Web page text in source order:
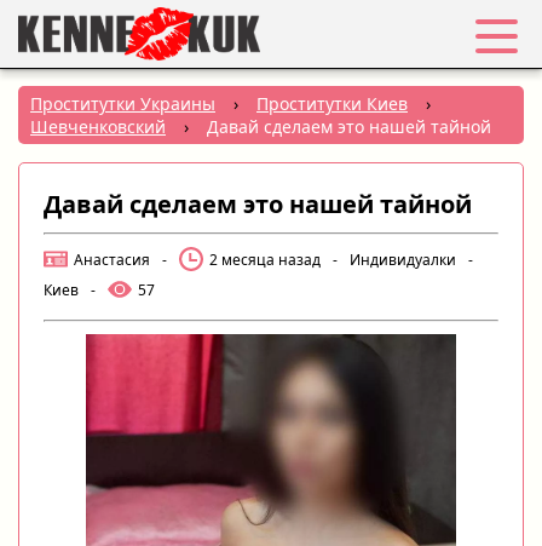
Избранное
Вход
Регистрация
Города:
РУС|
УКР
Создать объявление
Проститутки Украины › Проститутки Киев
›
Шевченковский
› Давай сделаем это нашей тайной
Давай сделаем это нашей тайной
Анастасия - 2 месяца назад - Индивидуалки
-
Киев - 57